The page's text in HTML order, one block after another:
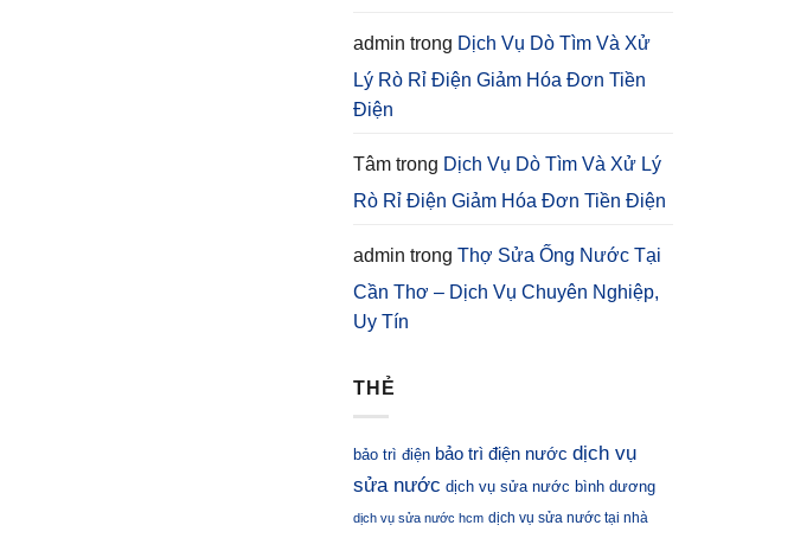
admin trong Dịch Vụ Dò Tìm Và Xử
Lý Rò Rỉ Điện Giảm Hóa Đơn Tiền
Điện
Tâm trong Dịch Vụ Dò Tìm Và Xử Lý
Rò Rỉ Điện Giảm Hóa Đơn Tiền Điện
admin trong Thợ Sửa Ống Nước Tại
Cần Thơ – Dịch Vụ Chuyên Nghiệp,
Uy Tín
THẺ
bảo trì điện bảo trì điện nước dịch vụ
sửa nước dịch vụ sửa nước bình dương
dịch vụ sửa nước hcm dịch vụ sửa nước tại nhà